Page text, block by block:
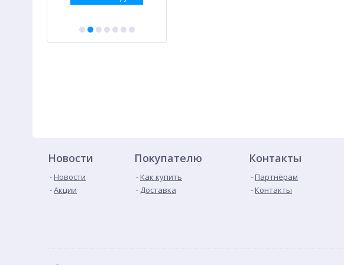
Новости
Новости
Акции
Покупателю
Как купить
Доставка
Контакты
Партнёрам
Контакты